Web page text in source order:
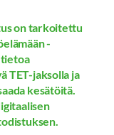
on tarkoitettu
-
TET-jaksolla ja
kesätöitä.